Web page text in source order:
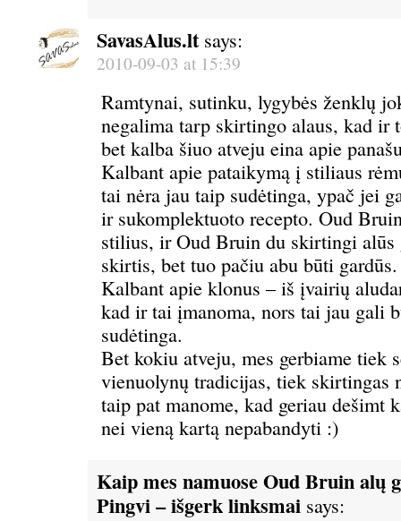
SavasAlus.lt says:
2010-09-03 at 15:39
Ramtynai, sutinku, lygybės ženklų
negalima tarp skirtingo alaus, kad ir
bet kalba šiuo atveju eina apie
Kalbant apie pataikymą į stiliaus
tai nėra jau taip sudėtinga, ypač jei
ir sukomplektuoto recepto. Oud
stilius, ir Oud Bruin du skirtingi alūs
skirtis, bet tuo pačiu abu būti gardūs.
Kalbant apie klonus – iš įvairių
kad ir tai įmanoma, nors tai jau gali
sudėtinga.
Bet kokiu atveju, mes gerbiame tiek
vienuolynų tradicijas, tiek skirtingas
taip pat manome, kad geriau dešimt
nei vieną kartą nepabandyti :)
Kaip mes namuose Oud Bruin alų
Pingvi – išgerk linksmai says: